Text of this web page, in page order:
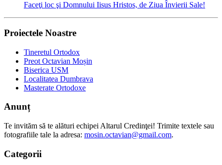
Faceţi loc şi Domnului Iisus Hristos, de Ziua Învierii Sale!
Proiectele Noastre
Tineretul Ortodox
Preot Octavian Moșin
Biserica USM
Localitatea Dumbrava
Masterate Ortodoxe
Anunț
Te invităm să te alături echipei Altarul Credinţei! Trimite textele sau
fotografiile tale la adresa: mosin.octavian@gmail.com.
Categorii